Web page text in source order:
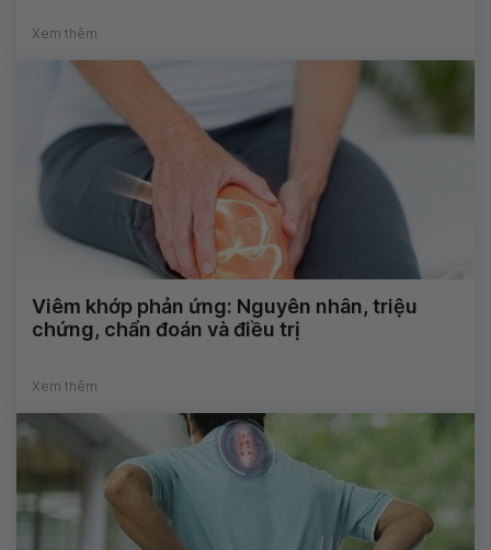
Xem thêm
Viêm khớp phản ứng: Nguyên nhân, triệu
chứng, chẩn đoán và điều trị
Xem thêm